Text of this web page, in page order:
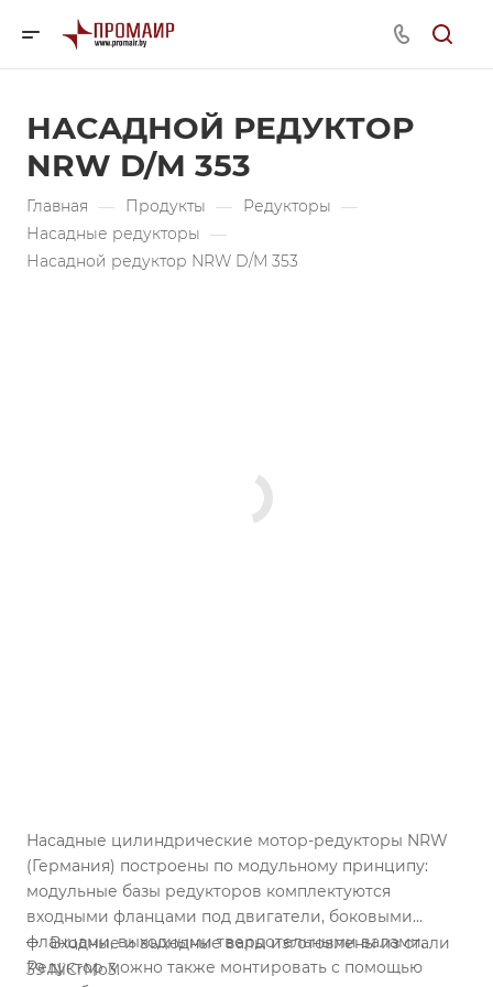
НАСАДНОЙ РЕДУКТОР
NRW D/M 353
Главная — Продукты — Редукторы —
Насадные редукторы —
Насадной редуктор NRW D/M 353
Насадные цилиндрические мотор-редукторы NRW
(Германия) построены по модульному принципу:
модульные базы редукторов комплектуются
входными фланцами под двигатели, боковыми
фланцами, выходными твердотельными валами.
Редуктор можно также монтировать с помощью
Входные и выходные валы изготовлены из стали
39 NiCrMo3.